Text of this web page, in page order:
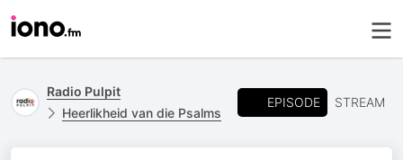
Radio Pulpit
Heerlikheid van die Psalms
EPISODE STREAM